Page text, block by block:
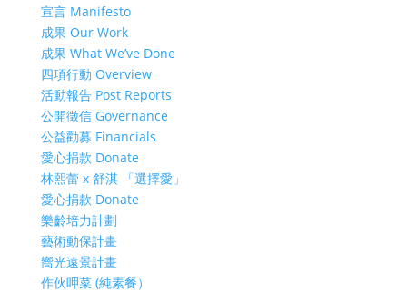
宣言 Manifesto
成果 Our Work
成果 What We’ve Done
四項行動 Overview
活動報告 Post Reports
公開徵信 Governance
公益勸募 Financials
愛心捐款 Donate
林熙蕾 x 舒淇 「選擇愛」
愛心捐款 Donate
樂齡培力計劃
藝術動保計畫
嚮光遠景計畫
作伙呷菜 (純素餐）